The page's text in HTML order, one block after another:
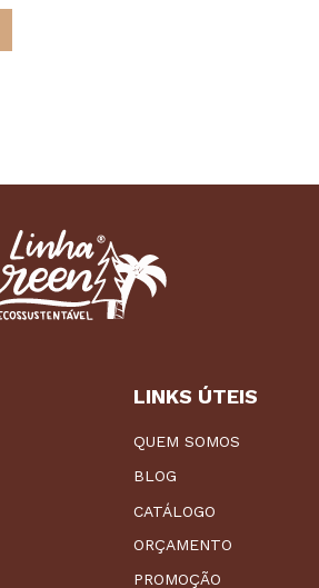
LINKS ÚTEIS
QUEM SOMOS
BLOG
CATÁLOGO
ORÇAMENTO
PROMOÇÃO